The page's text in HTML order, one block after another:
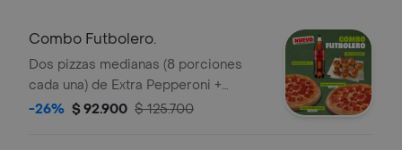
Pepperoncini.
Combo Futbolero.
Dos pizzas medianas (8 porciones
cada una) de Extra Pepperoni +
Arequipe Rolls + Gaseosa 1,5L. Incluye
-26% $ 92.900 $ 125.700